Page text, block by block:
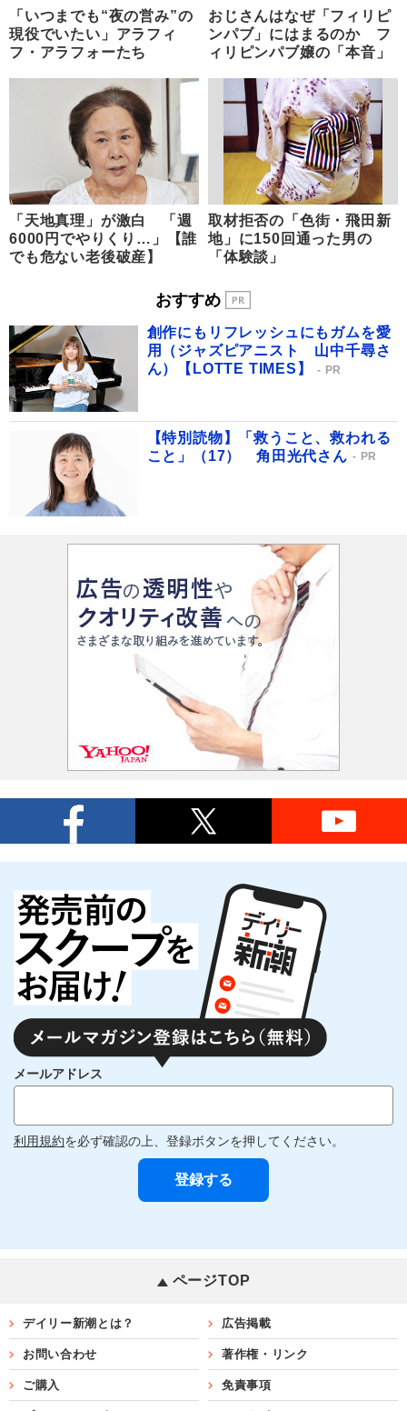
「いつまでも“夜の営み”の
現役でいたい」アラフィ
フ・アラフォーたち
おじさんはなぜ「フィリピ
ンパブ」にはまるのか フ
ィリピンパブ嬢の「本音」
「天地真理」が激白 「週
6000円でやりくり…」【誰
でも危ない老後破産】
取材拒否の「色街・飛田新
地」に150回通った男の
「体験談」
おすすめ
創作にもリフレッシュにもガムを愛
用（ジャズピアニスト 山中千尋さ
ん）【LOTTE TIMES】
PR
【特別読物】「救うこと、救われる
こと」（17） 角田光代さん
PR
メールアドレス
利用規約を必ず確認の上、登録ボタンを押してください。
ページTOP
デイリー新潮とは？ 広告掲載
お問い合わせ 著作権・リンク
ご購入 免責事項